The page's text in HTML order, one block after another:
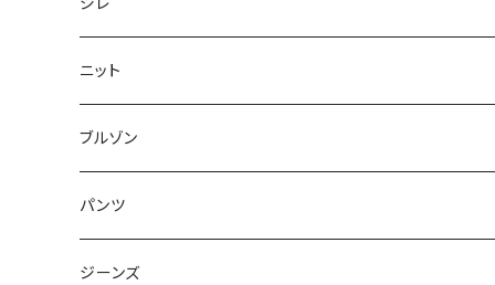
50/XL～
48/L
50/XL～
46/M
48/L
50/XL～
～44/S
46/M
48/L
50/XL～
ニット
～44/S
46/M
48/L
ブルゾン
～44/S
46/M
パンツ
～44/S
ジーンズ